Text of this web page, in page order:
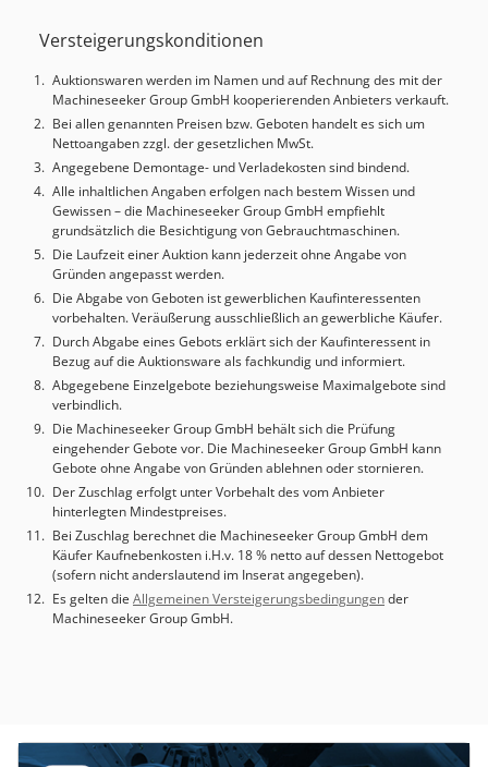
Schnittbereich flach B x H Sawing capacity flat Wx H 440 x
x 12 mm Sägebandabmessung Sawing band dimension
6700 x 54 x 1,1 mm Antriebsleistung Power 11 kw
Schnittgeschwindigkeit Cutting speed 15 – 150 m/min
Materialnachschublänge je Hub Material feed each stroke
600 mm Materialnachschublänge mehfach Material feed
each multiple Max. 5400 mm Gewicht der Maschine
Weight of machine 4600 kg Abmessungen L x B x H
Dimensions L x W x H 4900 x 2650 x 2700 mm Höhe für
Transport Height for transport 2700 mm Alle Angaben
ohne Gewähr – Irrtum vorbehalten Kühlmittelanlage 200 l /
coolant device 200 l Vollumhausung der Säge / full
covering of the saw Späneförderer / chip conveyor
BEHRINGER BT 65 TOUCH CONTROL + AUTO FEED
CONTROL Automatischer Stabwechsel / automatical
change of bar max 3000 kg Zufuhrseitig Magazin KM 45 F-
VR /600-6.200) – infeed magazine KM 45 F-VR / 60-6.200)
Rundmaterial – round material 50 – 440 mm - Flach / flat
40 x 20 – 400 x 400 mm oder 440 x 430 mm Länge des
Schneidgutes / length of bars 600 – 6200 mm –
Rollenbahnen angetrieben / roller conveyor driven 6100
mm Materiallager / material stock 3000 mm nutzbar /
usable Schutzzaun / safety fence Abfuhrseitig / outfeed:
Ausgabeseite: Metallband, Auswurfplatte, Ablagetisch
Metallband: zum Transportieren von Zuschnitten,
mm Guides are attached on both sides over a length of up
Versteigerungskonditionen
Auktionswaren werden im Namen und auf Rechnung des mit der
Machineseeker Group GmbH kooperierenden Anbieters verkauft.
Bei allen genannten Preisen bzw. Geboten handelt es sich um
Nettoangaben zzgl. der gesetzlichen MwSt.
Angegebene Demontage- und Verladekosten sind bindend.
Alle inhaltlichen Angaben erfolgen nach bestem Wissen und
Gewissen – die Machineseeker Group GmbH empfiehlt
grundsätzlich die Besichtigung von Gebrauchtmaschinen.
Die Laufzeit einer Auktion kann jederzeit ohne Angabe von
Gründen angepasst werden.
Die Abgabe von Geboten ist gewerblichen Kaufinteressenten
vorbehalten. Veräußerung ausschließlich an gewerbliche Käufer.
Durch Abgabe eines Gebots erklärt sich der Kaufinteressent in
Bezug auf die Auktionsware als fachkundig und informiert.
Abgegebene Einzelgebote beziehungsweise Maximalgebote sind
verbindlich.
Die Machineseeker Group GmbH behält sich die Prüfung
eingehender Gebote vor. Die Machineseeker Group GmbH kann
Gebote ohne Angabe von Gründen ablehnen oder stornieren.
Der Zuschlag erfolgt unter Vorbehalt des vom Anbieter
hinterlegten Mindestpreises.
Bei Zuschlag berechnet die Machineseeker Group GmbH dem
Käufer Kaufnebenkosten i.H.v. 18 % netto auf dessen Nettogebot
(sofern nicht anderslautend im Inserat angegeben).
Es gelten die Allgemeinen Versteigerungsbedingungender
Machineseeker Group GmbH.